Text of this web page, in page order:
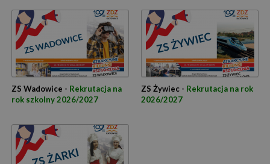
ZS Wadowice - Rekrutacja na
rok szkolny 2026/2027
ZS Żywiec - Rekrutacja na rok
2026/2027